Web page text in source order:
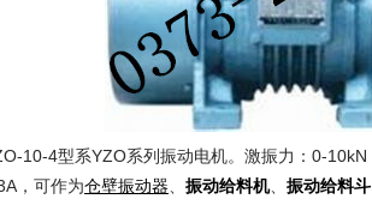
10-4型系YZO系列振动电机。激振力：0-
，可作为仓壁振动器 振动给料机、 振动给料斗